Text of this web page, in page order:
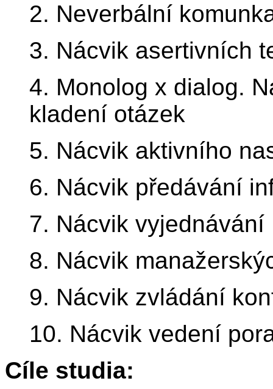
2. Neverbální
3. Nácvik asertivních
4. Monolog x dialog.
kladení otázek
5. Nácvik aktivního
6. Nácvik předávání
7. Nácvik vyjednávání
8. Nácvik
9. Nácvik zvládání
10. Nácvik vedení
Cíle studia: